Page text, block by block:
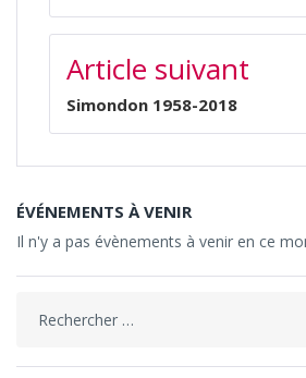
Article suivant
Simondon 1958-2018
ÉVÉNEMENTS À VENIR
Il n'y a pas évènements à venir en ce